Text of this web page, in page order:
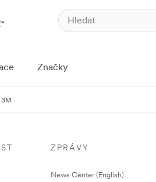
Značky
3M
ZPRÁVY
News Center (English)